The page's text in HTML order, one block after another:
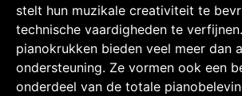
stelt hun muzikale creativiteit te
technische vaardigheden te
pianokrukken bieden veel meer dan
ondersteuning. Ze vormen ook een
onderdeel van de totale